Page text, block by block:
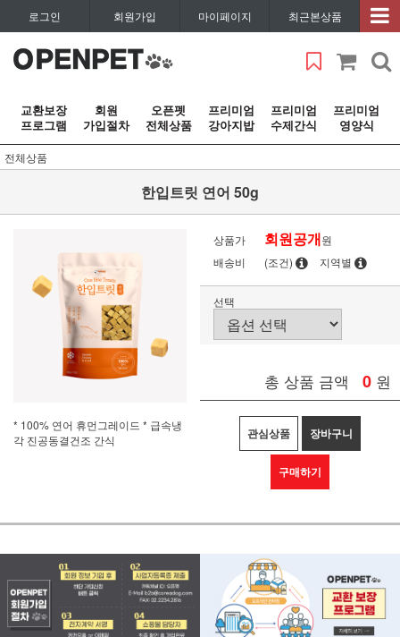
로그인 회원가입 마이페이지 최근본상품
교환보장
프로그램
회원
가입절차
오픈펫
전체상품
프리미엄
강아지밥
프리미엄
수제간식
프리미엄
영양식
전체상품
한입트릿 연어 50g
* 100% 연어 휴먼그레이드 * 급속냉
각 진공동결건조 간식
상품가 회원공개원
배송비
(조건) 지역별
선택
총 상품 금액 0 원
관심상품 장바구니
구매하기